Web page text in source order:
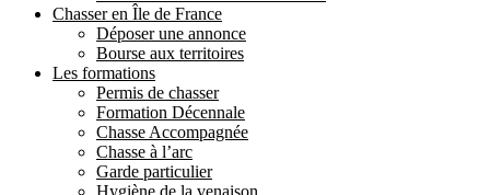
Chasser en Île de France
Déposer une annonce
Bourse aux territoires
Les formations
Permis de chasser
Formation Décennale
Chasse Accompagnée
Chasse à l’arc
Garde particulier